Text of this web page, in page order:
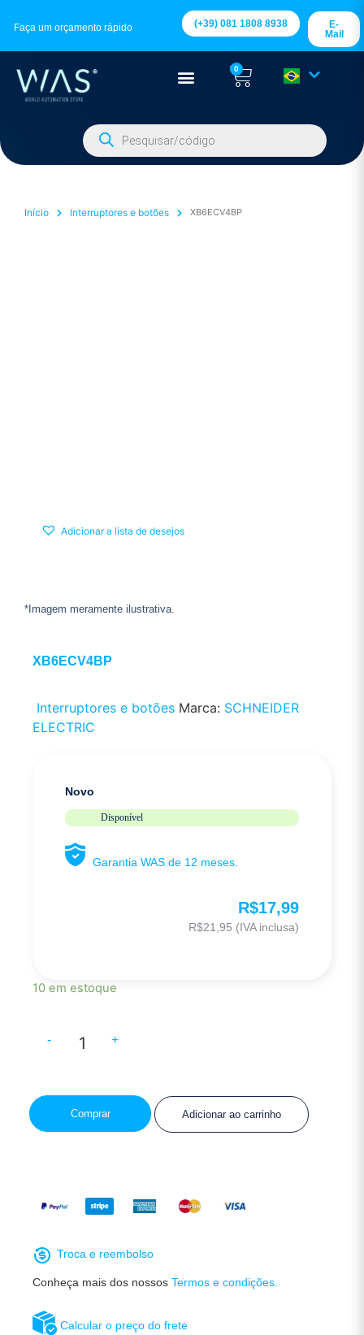
Faça um orçamento rápido (+39) 081 1808 8938
E-
Mail
0
Início Interruptores e botões XB6ECV4BP
Adicionar a lista de desejos
*Imagem meramente ilustrativa.
XB6ECV4BP
Interruptores e botões Marca: SCHNEIDER
ELECTRIC
Novo
Disponível
Garantia WAS de 12 meses.
R$17,99
R$21,95 (IVA inclusa)
10 em estoque
- +
Adicionar ao carrinho
Comprar
Calcular o preço do frete
Troca e reembolso
Conheça mais dos nossos Termos e condições.